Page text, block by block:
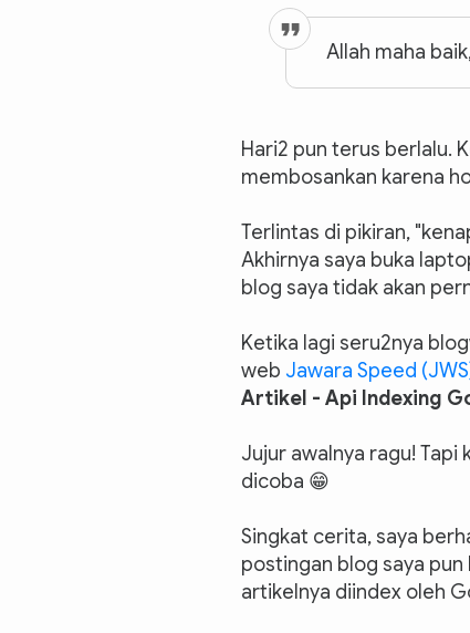
Allah maha
Hari2 pun terus berlalu.
membosankan karena
Terlintas di pikiran,
Akhirnya saya buka
blog saya tidak akan
Ketika lagi seru2nya
web Jawara Speed
Artikel - Api Indexing
Jujur awalnya ragu! Tapi
dicoba 😁
Singkat cerita, saya
postingan blog saya
artikelnya diindex oleh